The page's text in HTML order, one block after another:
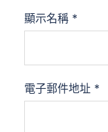
顯示名稱 *
電子郵件地址 *